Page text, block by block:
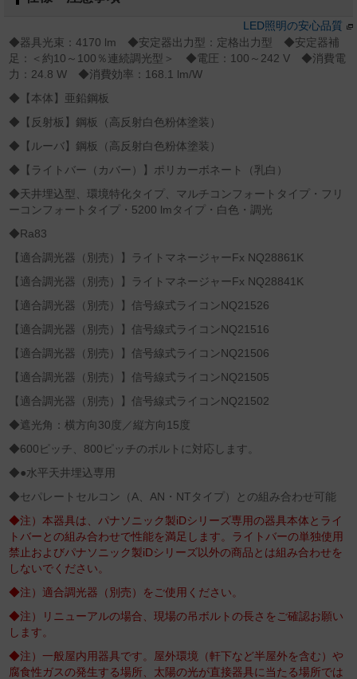
LED照明の安心品質
◆器具光束：4170 lm ◆安定器出力型：定格出力型 ◆安定器補
足：＜約10～100％連続調光型＞ ◆電圧：100～242 V ◆消費電
力：24.8 W ◆消費効率：168.1 lm/W
◆【本体】亜鉛鋼板
◆【反射板】鋼板（高反射白色粉体塗装）
◆【ルーバ】鋼板（高反射白色粉体塗装）
◆【ライトバー（カバー）】ポリカーボネート（乳白）
◆天井埋込型、環境特化タイプ、マルチコンフォートタイプ・フリ
ーコンフォートタイプ・5200 lmタイプ・白色・調光
◆Ra83
【適合調光器（別売）】ライトマネージャーFx NQ28861K
【適合調光器（別売）】ライトマネージャーFx NQ28841K
【適合調光器（別売）】信号線式ライコンNQ21526
【適合調光器（別売）】信号線式ライコンNQ21516
【適合調光器（別売）】信号線式ライコンNQ21506
【適合調光器（別売）】信号線式ライコンNQ21505
【適合調光器（別売）】信号線式ライコンNQ21502
◆遮光角：横方向30度／縦方向15度
◆600ピッチ、800ピッチのボルトに対応します。
◆●水平天井埋込専用
◆セパレートセルコン（A、AN・NTタイプ）との組み合わせ可能
◆注）本器具は、パナソニック製iDシリーズ専用の器具本体とライ
トバーとの組み合わせで性能を満足します。ライトバーの単独使用
禁止およびパナソニック製iDシリーズ以外の商品とは組み合わせを
しないでください。
◆注）適合調光器（別売）をご使用ください。
◆注）リニューアルの場合、現場の吊ボルトの長さをご確認お願い
します。
◆注）一般屋内用器具です。屋外環境（軒下など半屋外を含む）や
腐食性ガスの発生する場所、太陽の光が直接器具に当たる場所では